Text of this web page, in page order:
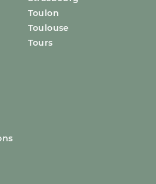
Toulon
Toulouse
Tours